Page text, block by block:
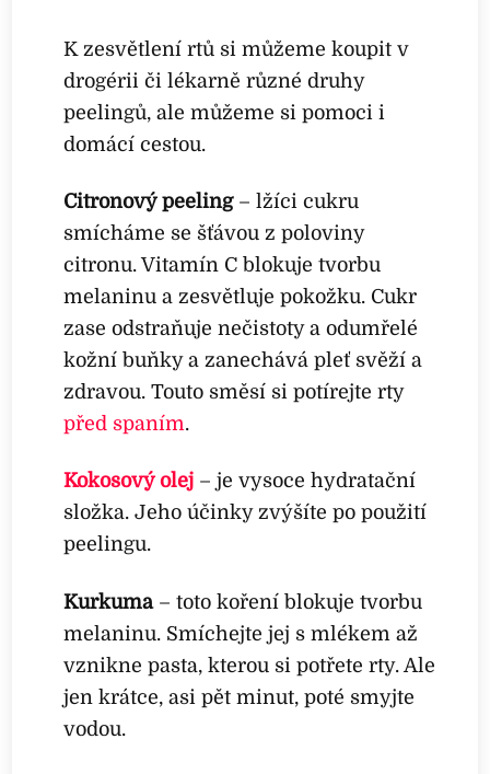
K zesvětlení rtů si můžeme koupit v
drogérii či lékarně různé druhy
peelingů, ale můžeme si pomoci i
domácí cestou.
Citronový peeling– lžíci cukru
smícháme se šťávou z poloviny
citronu. Vitamín C blokuje tvorbu
melaninu a zesvětluje pokožku. Cukr
zase odstraňuje nečistoty a odumřelé
kožní buňky a zanechává pleť svěží a
zdravou. Touto směsí si potírejte rty
před spaním.
Kokosový olej – je vysoce hydratační
složka. Jeho účinky zvýšíte po použití
peelingu.
Kurkuma– toto koření blokuje tvorbu
melaninu. Smíchejte jej s mlékem až
vznikne pasta, kterou si potřete rty. Ale
jen krátce, asi pět minut, poté smyjte
vodou.